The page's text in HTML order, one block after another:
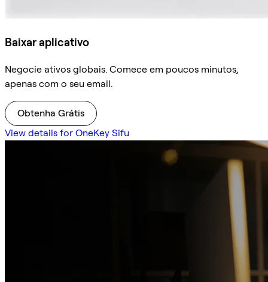
Baixar aplicativo
Negocie ativos globais. Comece em poucos minutos,
apenas com o seu email.
Obtenha Grátis
View details for OneKey Sifu